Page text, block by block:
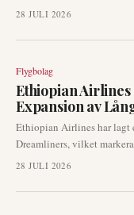
på måndagen.
28 JULI 2026
Flygbolag
Ethiopian
Expansion av
Ethiopian Airlines har lagt
Dreamliners, vilket
modernisering av
order på 11 Boeing 787
28 JULI 2026